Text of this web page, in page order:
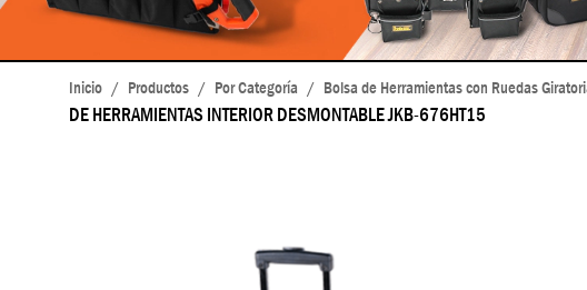
Inicio / Productos / Por Categoría / Bolsa de Herramientas con Ruedas
DE HERRAMIENTAS INTERIOR DESMONTABLE JKB-676HT15